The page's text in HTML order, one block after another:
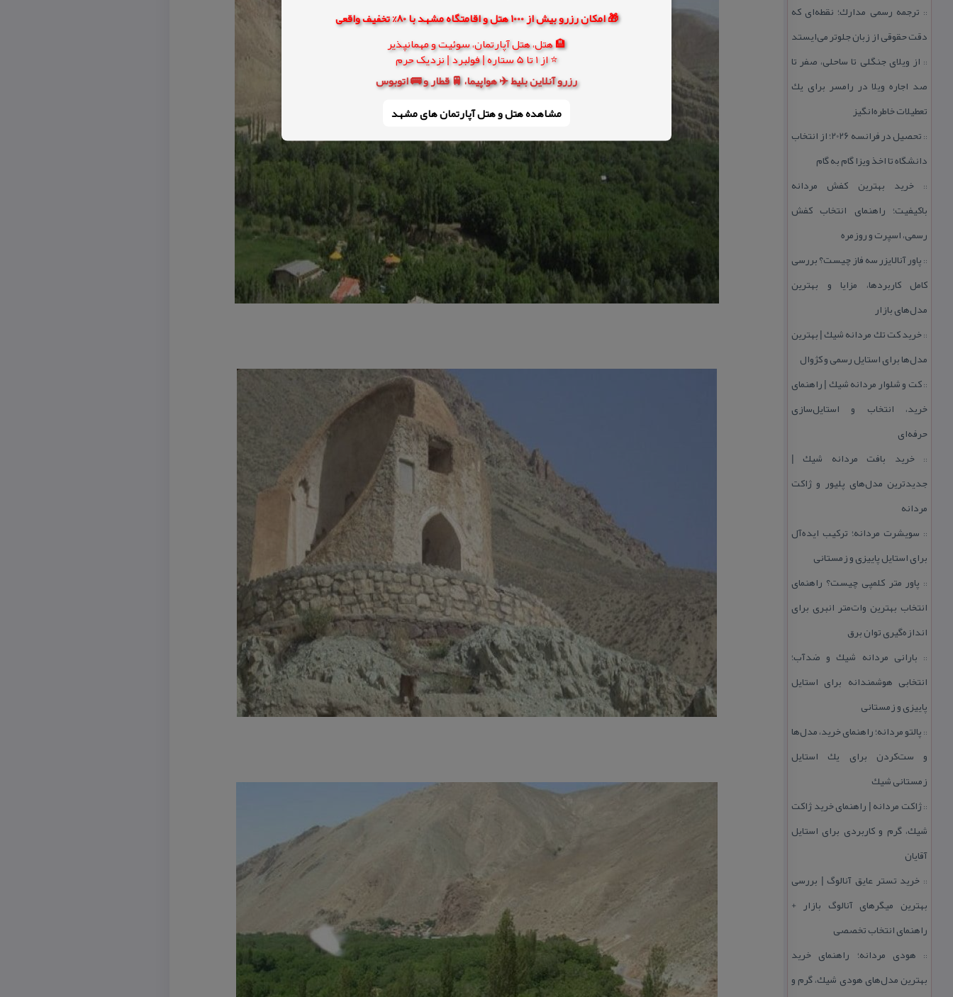
🎁 امکان رزرو بیش از 1000 هتل و اقامتگاه مشهد با 80% تخفیف واقعی
🏨 هتل، هتل آپارتمان، سوئیت و مهمانپذیر
⭐ از 1 تا 5 ستاره | فولبرد | نزدیک حرم
رزرو آنلاین بلیط ✈️ هواپیما، 🚆 قطار و 🚌 اتوبوس
مشاهده هتل و هتل‌ آپارتمان های مشهد
:: ترجمه رسمی مدارك؛ نقطه‌ای كه
دقت حقوقی از زبان جلوتر می‌ایستد
:: از ویلای جنگلی تا ساحلی، صفر تا
صد اجاره ویلا در رامسر برای یك
تعطیلات خاطره‌انگیز
::
تحصیل در فرانسه 2026؛ از انتخاب
دانشگاه تا اخذ ویزا گام به گام
::خرید بهترین كفش مردانه
باكیفیت؛ راهنمای انتخاب كفش
رسمی، اسپرت و روزمره
:: پاور آنالایزر سه فاز چیست؟ بررسی
كامل كاربردها، مزایا و بهترین
مدل‌های بازار
::خرید كت تك مردانه شیك | بهترین
مدل‌ها برای استایل رسمی و كژوال
::كت و شلوار مردانه شیك | راهنمای
خرید، انتخاب و استایل‌سازی
حرفه‌ای
::خرید بافت مردانه شیك |
جدیدترین مدل‌های پلیور و ژاكت
مردانه
:: سویشرت مردانه؛ تركیب ایده‌آل
برای استایل پاییزی و زمستانی
:: پاور متر كلمپی چیست؟ راهنمای
انتخاب بهترین وات‌متر انبری برای
اندازه‌گیری توان برق
:: بارانی مردانه شیك و ضدآب؛
انتخابی هوشمندانه برای استایل
پاییزی و زمستانی
:: پالتو مردانه؛ راهنمای خرید، مدل‌ها
و ست‌كردن برای یك استایل
زمستانی شیك
::ژاكت مردانه | راهنمای خرید ژاكت
شیك، گرم و كاربردی برای استایل
آقایان
:: خرید تستر عایق آنالوگ | بررسی
بهترین میگرهای آنالوگ بازار +
راهنمای انتخاب تخصصی
:: هودی مردانه؛ راهنمای خرید
بهترین مدل‌های هودی شیك، گرم و